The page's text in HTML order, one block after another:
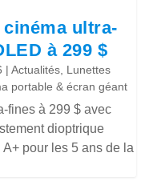
ultra-
à 299 $
|Actualités, Lunettes
portable & écran géant
fines à 299 $ avec
dioptrique
pour les 5 ans de la